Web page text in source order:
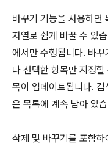
바꾸기 기능을 사용하면
자열로 쉽게 바꿀 수 있
에서만 수행됩니다. 바
나 선택한 항목만 지정
목이 업데이트됩니다.
은 목록에 계속 남아 있
삭제 및 바꾸기를 포함